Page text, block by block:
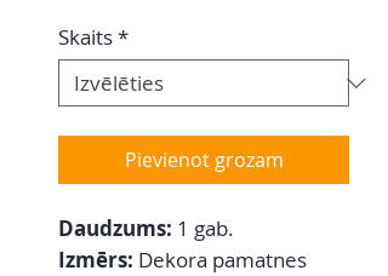
Skaits*
Pievienot grozam
Daudzums: 1 gab.
Izmērs: Dekora pamatnes